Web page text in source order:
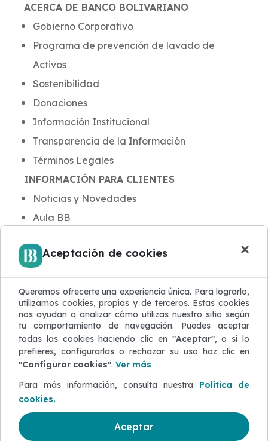
Aceptación de cookies ×
Queremos ofrecerte una experiencia única. Para lograrlo,
utilizamos cookies, propias y de terceros. Estas cookies
nos ayudan a analizar cómo utilizas nuestro sitio según
tu comportamiento de navegación. Puedes aceptar
todas las cookies haciendo clic en "Aceptar", o si lo
prefieres, configurarlas o rechazar su uso haz clic en
"Configurar cookies". Ver más
Para más información, consulta nuestra Política de
cookies.
Aceptar
ACERCA DE BANCO BOLIVARIANO
Gobierno Corporativo
Programa de prevención de lavado de
Activos
Sostenibilidad
Donaciones
Información Institucional
Transparencia de la Información
Términos Legales
INFORMACIÓN PARA CLIENTES
Noticias y Novedades
Aula BB
Protección de Datos
Atención al Cliente
Quejas y Reclamaciones
Defensor del Cliente
ACERCA DEL SITIO WEB
Mapa del sitio
Configurar Cookies